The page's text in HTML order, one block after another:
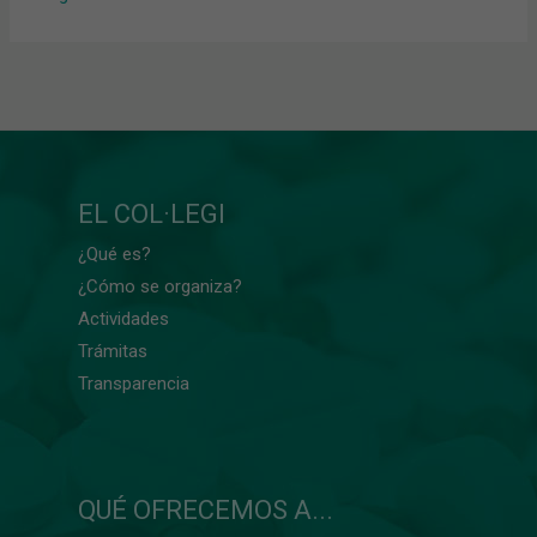
EL COL·LEGI
¿Qué es?
¿Cómo se organiza?
Actividades
Trámitas
Transparencia
QUÉ OFRECEMOS A...